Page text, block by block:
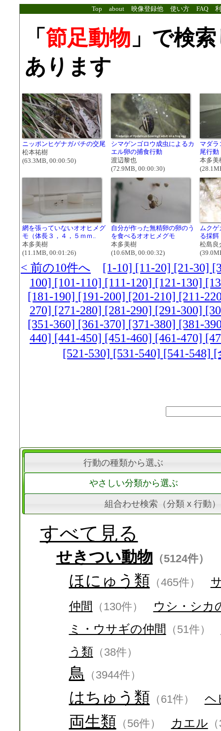
Top about 映像登録他 使い方 FAQ
「 節足動物 」で検
あります
ニッポンヒゲナガバチの交尾
松本祐樹
(63.3MB, 00:00:50)
シマゲンゴロウ成虫によるカ
エル卵の捕食行動
渡辺黎也
(72.9MB, 00:00:30)
マダラ
尾行動
本多美
網を張っていないオオヒメグ
モ（体長３，４，５ｍｍ..
本多美樹
(11.1MB, 00:01:26)
自分が作った無精卵の卵のう
を食べるオオヒメグモ
本多美樹
(10.6MB, 00:00:32)
ムク
る採餌
松島良
< 前の10件へ [1-10] [11-20] [21-30]
100] [101-110] [111-120] [121-130]
[181-190] [191-200] [201-210] [211-
270] [271-280] [281-290] [291-300]
[351-360] [361-370] [371-380] [381-
440] [441-450] [451-460] [461-470]
[521-530] [531-540] [541-548] [
行動の種類から選ぶ
やさしい分類から選ぶ
組合わせ検索（分類 x 行動）
すべて見る
せきつい動物 （5124件）
ほにゅう類 （465件）
仲間 （130件）
ウシ・シカ
ミ・ウサギの仲間 （51件）
う類 （38件）
鳥 （3944件）
はちゅう類 （61件） ヘ
両生類 （56件） カエル